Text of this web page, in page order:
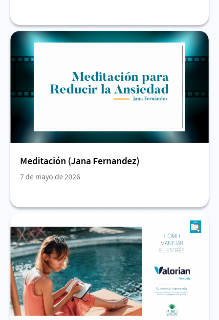
Meditación (Jana Fernandez)
7 de mayo de 2026